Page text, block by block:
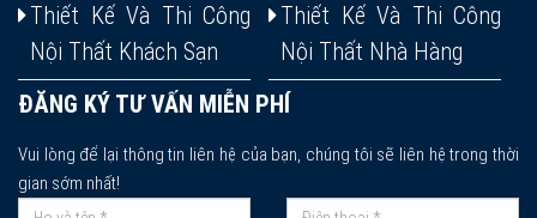
Thiết Kế Và Thi Công
Nội Thất Khách Sạn
Thiết Kế Và Thi Công
Nội Thất Nhà Hàng
ĐĂNG KÝ TƯ VẤN MIỄN PHÍ
Vui lòng để lại thông tin liên hệ của bạn, chúng tôi sẽ liên hệ trong thời
gian sớm nhất!